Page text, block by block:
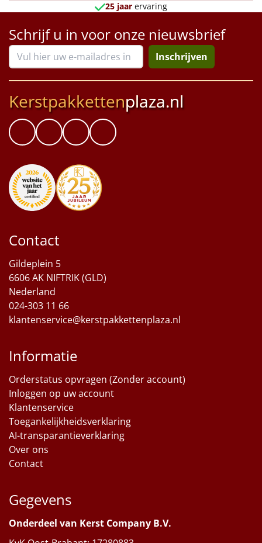
25 jaar ervaring
Schrijf u in voor onze nieuwsbrief
Inschrijven
Kerstpakkettenplaza.nl
Contact
Gildeplein 5
6606 AK NIFTRIK (GLD)
Nederland
024-303 11 66
klantenservice@kerstpakkettenplaza.nl
Informatie
Orderstatus opvragen (Zonder account)
Inloggen op uw account
Klantenservice
Toegankelijkheidsverklaring
AI-transparantieverklaring
Over ons
Contact
Gegevens
Onderdeel van Kerst Company B.V.